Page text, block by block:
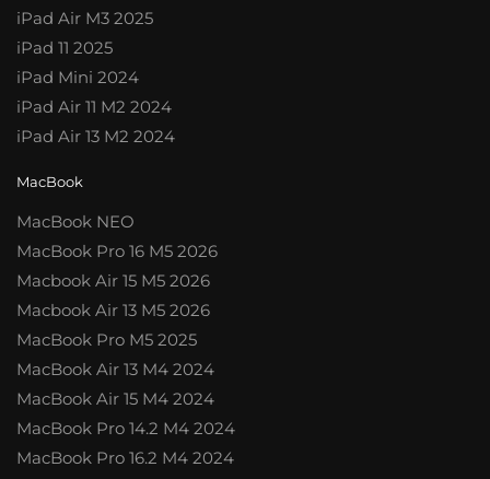
iPad Air M3 2025
iPad 11 2025
iPad Mini 2024
iPad Air 11 M2 2024
iPad Air 13 M2 2024
MacBook
MacBook NEO
MacBook Pro 16 M5 2026
Macbook Air 15 M5 2026
Macbook Air 13 M5 2026
MacBook Pro M5 2025
MacBook Air 13 M4 2024
MacBook Air 15 M4 2024
MacBook Pro 14.2 M4 2024
MacBook Pro 16.2 M4 2024